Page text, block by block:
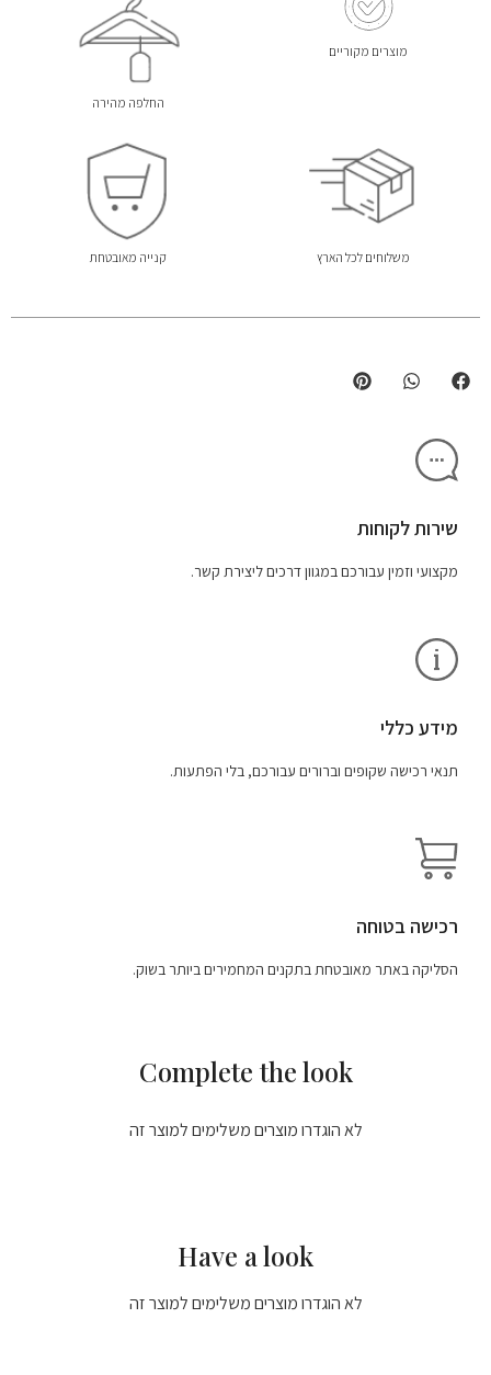
מוצרים מקוריים
החלפה מהירה
משלוחים לכל הארץ קנייה מאובטחת
שירות לקוחות
מקצועי וזמין עבורכם במגוון דרכים ליצירת קשר.
מידע כללי
תנאי רכישה שקופים וברורים עבורכם, בלי הפתעות.
רכישה בטוחה
הסליקה באתר מאובטחת בתקנים המחמירים ביותר בשוק.
Complete the look
לא הוגדרו מוצרים משלימים למוצר זה
Have a look
לא הוגדרו מוצרים משלימים למוצר זה